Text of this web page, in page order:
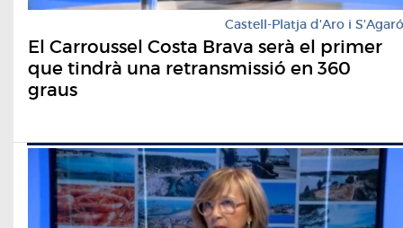
Castell-Platja d'Aro i S'Agaró
El Carroussel Costa Brava serà el primer
que tindrà una retransmissió en 360
graus